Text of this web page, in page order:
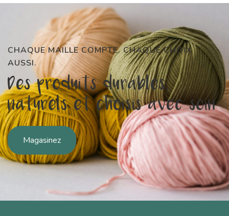
CHAQUE MAILLE COMPTE. CHAQUE CHOIX
AUSSI.
Des produits durables,
naturels et choisis avec soin
Magasinez